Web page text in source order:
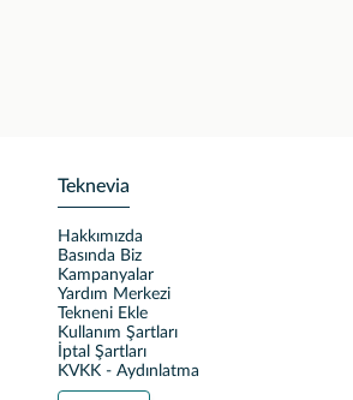
Teknevia
Hakkımızda
Basında Biz
Kampanyalar
Yardım Merkezi
Tekneni Ekle
Kullanım Şartları
İptal Şartları
KVKK - Aydınlatma